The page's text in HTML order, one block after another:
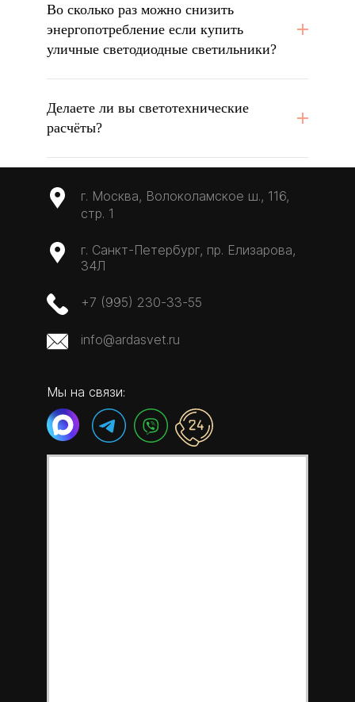
Во сколько раз можно снизить
энергопотребление если купить
уличные светодиодные светильники?
Делаете ли вы светотехнические
расчёты?
г. Москва, Волоколамское ш., 116,
стр. 1
г. Санкт-Петербург, пр. Елизарова,
34Л
+7 (995) 230-33-55
info@ardasvet.ru
Мы на связи: